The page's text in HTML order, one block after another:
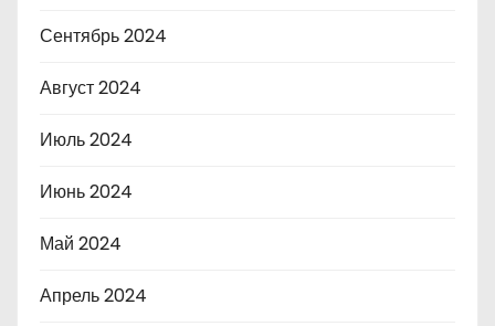
Сентябрь 2024
Август 2024
Июль 2024
Июнь 2024
Май 2024
Апрель 2024